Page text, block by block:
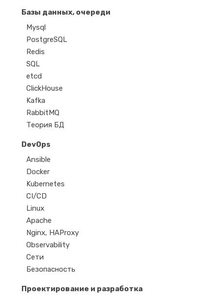
Базы данных, очереди
Mysql
PostgreSQL
Redis
SQL
etcd
ClickHouse
Kafka
RabbitMQ
Теория БД
DevOps
Ansible
Docker
Kubernetes
CI/CD
Linux
Apache
Nginx, HAProxy
Observability
Сети
Безопасность
Проектирование и разработка